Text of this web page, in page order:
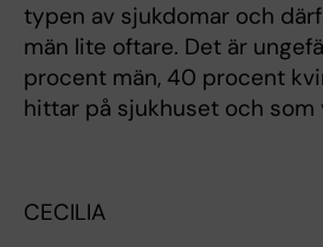
typen av sjukdomar och
män lite oftare. Det är
procent män, 40 procent
hittar på sjukhuset och som
CECILIA